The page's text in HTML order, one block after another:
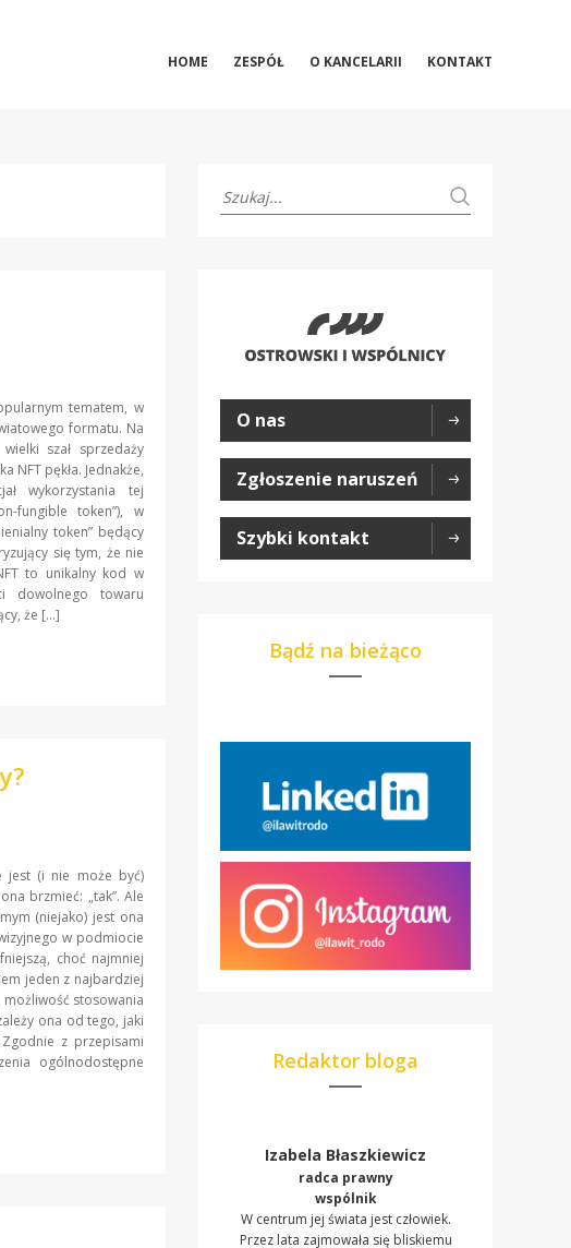
HOME ZESPÓŁ O KANCELARII KONTAKT
tematem, w
formatu. Na
szał sprzedaży
NFT pękła. Jednakże,
wykorzystania tej
fungible token”), w
token” będący
się tym, że nie
to unikalny kod w
dowolnego towaru
że […]
jest (i nie może być)
brzmieć: „tak”. Ale
(niejako) jest ona
w podmiocie
choć najmniej
jeden z najbardziej
stosowania
ona od tego, jaki
z przepisami
ogólnodostępne
O nas
Zgłoszenie naruszeń
Szybki kontakt
Bądź na bieżąco
Redaktor bloga
Izabela Błaszkiewicz
radca prawny
wspólnik
W centrum jej świata jest człowiek.
Przez lata zajmowała się bliskiemu